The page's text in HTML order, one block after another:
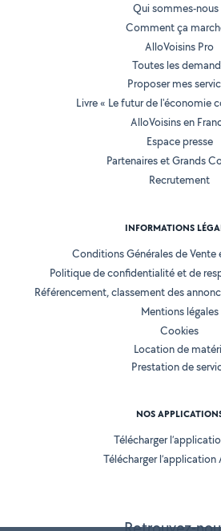
Qui sommes-nous
Comment ça
AlloVoisins Pro
Toutes les
Proposer mes
Livre « Le futur de l'économie
AlloVoisins en
Espace presse
Partenaires et Grands
Recrutement
INFORMATIONS
Conditions Générales de
Politique de confidentialité et de
Référencement, classement des
Mentions légales
Cookies
Location de
Prestation de
NOS
Télécharger
Télécharger l’application